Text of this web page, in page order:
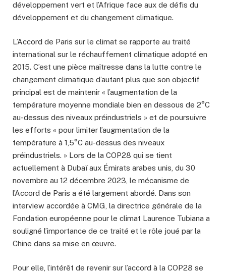
développement vert et l’Afrique face aux de défis du
développement et du changement climatique.
L’Accord de Paris sur le climat se rapporte au traité
international sur le réchauffement climatique adopté en
2015. C’est une pièce maîtresse dans la lutte contre le
changement climatique d’autant plus que son objectif
principal est de maintenir « l’augmentation de la
température moyenne mondiale bien en dessous de 2°C
au-dessus des niveaux préindustriels » et de poursuivre
les efforts « pour limiter l’augmentation de la
température à 1,5°C au-dessus des niveaux
préindustriels. » Lors de la COP28 qui se tient
actuellement à Dubaï aux Émirats arabes unis, du 30
novembre au 12 décembre 2023, le mécanisme de
l’Accord de Paris a été largement abordé. Dans son
interview accordée à CMG, la directrice générale de la
Fondation européenne pour le climat Laurence Tubiana a
souligné l’importance de ce traité et le rôle joué par la
Chine dans sa mise en œuvre.
Pour elle, l’intérêt de revenir sur l’accord à la COP28 se